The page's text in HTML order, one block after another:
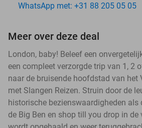
WhatsApp met: +31 88 205 05 05
Meer over deze deal
London, baby! Beleef een
een compleet verzorgde trip van 1, 2
naar de bruisende hoofdstad van het
met Slangen Reizen. Struin door de
historische bezienswaardigheden als
de Big Ben en shop till you drop in de